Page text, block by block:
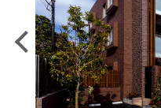
Previous